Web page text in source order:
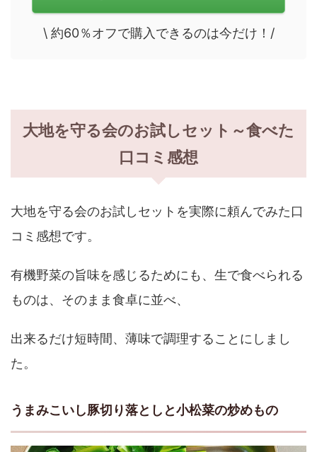
\ 約60％オフで購入できるのは今だけ！/
大地を守る会のお試しセット～食べた
口コミ感想
大地を守る会のお試しセットを実際に頼んでみた口
コミ感想です。
有機野菜の旨味を感じるためにも、生で食べられる
ものは、そのまま食卓に並べ、
出来るだけ短時間、薄味で調理することにしまし
た。
うまみこいし豚切り落としと小松菜の炒めもの